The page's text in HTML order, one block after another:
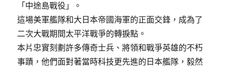
「中途島戰役」。
這場美軍艦隊和大日本帝國海軍的正面交鋒，成為了
二次大戰期間太平洋戰爭的轉捩點。
本片忠實刻劃許多傳奇士兵、將領和戰爭英雄的不朽
事蹟，他們面對著當時科技更先進的日本艦隊，毅然